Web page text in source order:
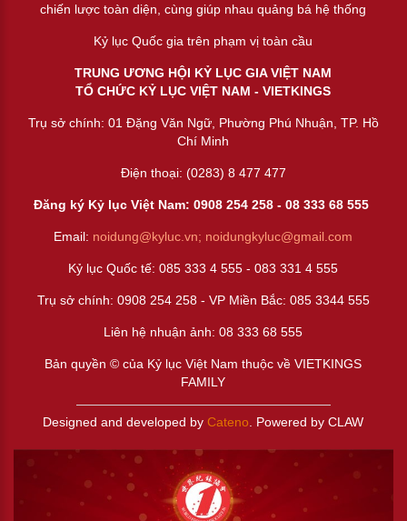
chiến lược toàn diện, cùng giúp nhau quảng bá hệ thống
Kỷ lục Quốc gia trên phạm vị toàn cầu
TRUNG ƯƠNG HỘI KỶ LỤC GIA VIỆT NAM
TỔ CHỨC KỶ LỤC VIỆT NAM - VIETKINGS
Trụ sở chính: 01 Đặng Văn Ngữ, Phường Phú Nhuận, TP. Hồ
Chí Minh
Điện thoại: (0283) 8 477 477
Đăng ký Kỷ lục Việt Nam: 0908 254 258 -08 333 68 555
Email: noidung@kyluc.vn; noidungkyluc@gmail.com
Kỷ lục Quốc tế: 085 333 4 555 - 083 331 4 555
Trụ sở chính: 0908 254 258 - VP Miền Bắc: 085 3344 555
Liên hệ nhuận ảnh:08 333 68 555
Bản quyền © của Kỷ lục Việt Nam thuộc về VIETKINGS
FAMILY
Designed and developed byCateno . Powered by CLAW